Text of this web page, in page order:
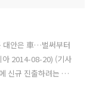
대안은 車…벌써부터
아 2014-08-20) (기사
신규 진출하려는 업
시장에 포진한 대